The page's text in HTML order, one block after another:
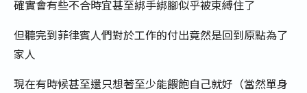
確實會有些不合時宜甚至綁手綁腳似乎被束縛住了
但聽完到菲律賓人們對於工作的付出竟然是回到原點為了
家人
現在有時候甚至還只想著至少能餵飽自己就好（當然單身